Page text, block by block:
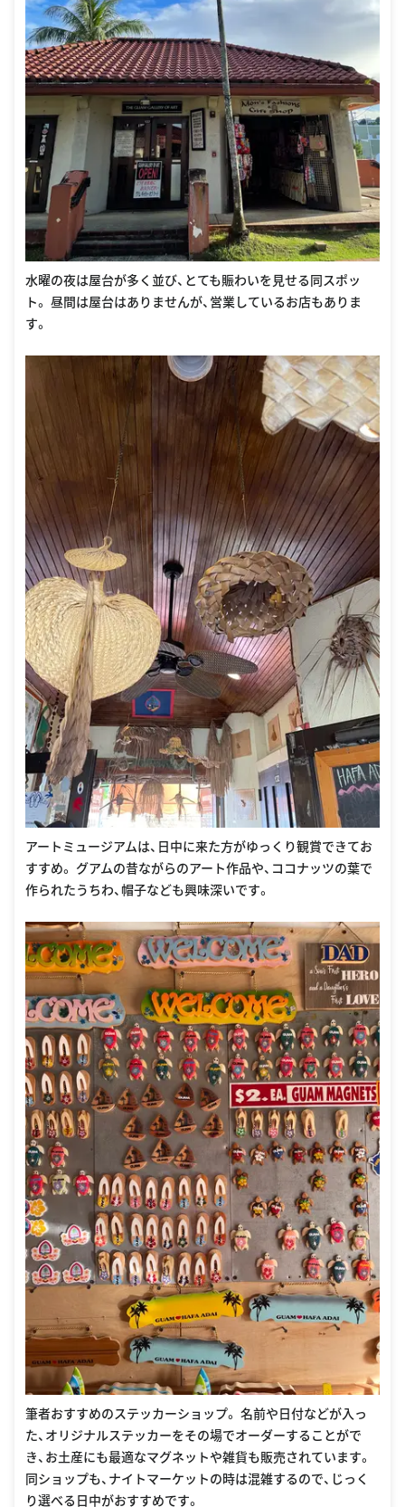
水曜の夜は屋台が多く並び、とても賑わいを見せる同スポッ
ト。 昼間は屋台はありませんが、営業しているお店もありま
す。
アートミュージアムは、日中に来た方がゆっくり観賞できてお
すすめ。 グアムの昔ながらのアート作品や、ココナッツの葉で
作られたうちわ、帽子なども興味深いです。
筆者おすすめのステッカーショップ。 名前や日付などが入っ
た、オリジナルステッカーをその場でオーダーすることがで
き、お土産にも最適なマグネットや雑貨も販売されています。
同ショップも、ナイトマーケットの時は混雑するので、じっく
り選べる日中がおすすめです。